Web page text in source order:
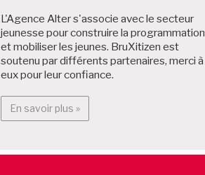
L'Agence Alter s'associe avec le secteur
jeunesse pour construire la programmation
et mobiliser les jeunes. BruXitizen est
soutenu par différents partenaires, merci à
eux pour leur confiance.
En savoir plus »En savoir plus : Partenaires